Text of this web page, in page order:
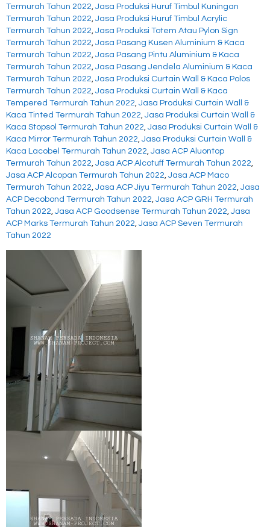
Termurah Tahun 2022, Jasa Produksi Huruf Timbul Kuningan
Termurah Tahun 2022, Jasa Produksi Huruf Timbul Acrylic
Termurah Tahun 2022, Jasa Produksi Totem Atau Pylon Sign
Termurah Tahun 2022, Jasa Pasang Kusen Aluminium & Kaca
Termurah Tahun 2022, Jasa Pasang Pintu Aluminium & Kaca
Termurah Tahun 2022, Jasa Pasang Jendela Aluminium & Kaca
Termurah Tahun 2022, Jasa Produksi Curtain Wall & Kaca Polos
Termurah Tahun 2022, Jasa Produksi Curtain Wall & Kaca
Tempered Termurah Tahun 2022, Jasa Produksi Curtain Wall &
Kaca Tinted Termurah Tahun 2022, Jasa Produksi Curtain Wall &
Kaca Stopsol Termurah Tahun 2022, Jasa Produksi Curtain Wall &
Kaca Mirror Termurah Tahun 2022, Jasa Produksi Curtain Wall &
Kaca Lacobel Termurah Tahun 2022, Jasa ACP Aluontop
Termurah Tahun 2022, Jasa ACP Alcotuff Termurah Tahun 2022,
Jasa ACP Alcopan Termurah Tahun 2022, Jasa ACP Maco
Termurah Tahun 2022, Jasa ACP Jiyu Termurah Tahun 2022, Jasa
ACP Decobond Termurah Tahun 2022, Jasa ACP GRH Termurah
Tahun 2022, Jasa ACP Goodsense Termurah Tahun 2022, Jasa
ACP Marks Termurah Tahun 2022, Jasa ACP Seven Termurah
Tahun 2022